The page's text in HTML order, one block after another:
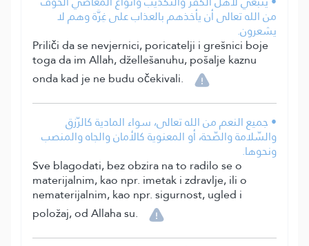
من الله تعالى أن يأخذهم بالعذاب على غِرَّة وهم لا
يشعرون.
Priliči da se nevjernici, poricatelji i grešnici boje
toga da im Allah, džellešanuhu, pošalje kaznu
onda kad je ne budu očekivali.
• جميع النعم من الله تعالى، سواء المادية كالرّزق
والسّلامة والصّحة، أو المعنوية كالأمان والجاه والمنصب
ونحوها.
Sve blagodati, bez obzira na to radilo se o
materijalnim, kao npr. imetak i zdravlje, ili o
nematerijalnim, kao npr. sigurnost, ugled i
položaj, od Allaha su.